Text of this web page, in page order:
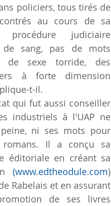
policiers, tous tirés de
au cours de sa
procédure judiciaire
de sang, pas de mots
de sexe torride, des
à forte dimension
t-il.
qui fut aussi conseiller
industriels à l'UAP ne
ni ses mots pour
Il a conçu sa
éditoriale en créant sa
(www.edtheodule.com)
Rabelais et en assurant
de ses livres